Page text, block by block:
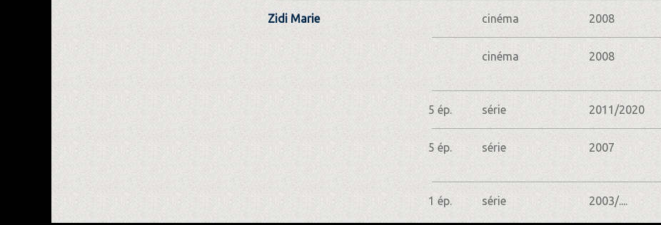
Zidi Marie cinéma 2008
cinéma 2008
5 ép. série 2011/2020
5 ép. série 2007
1 ép. série 2003/....